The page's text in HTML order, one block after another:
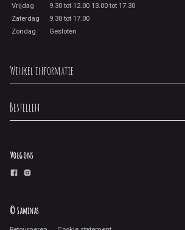
Vrijdag
9.30 tot 12.00 13.00 tot 17.30
Zaterdag
9.30 tot 17.00
Zondag
Gesloten
Winkel informatie
Bestellen
Volg ons
© Saminas